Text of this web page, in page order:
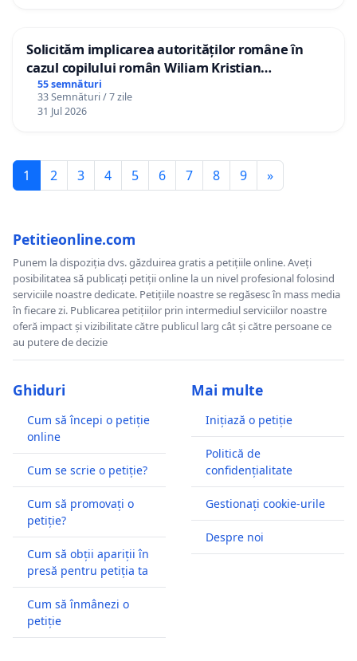
Solicităm implicarea autorităților române în
cazul copilului român Wiliam Kristian
Gheorghe, aflat în plasament în Danemarca de
12 ani
55 semnături
33 Semnături / 7 zile
31 Jul 2026
1 2 3 4 5 6 7 8 9 »
Petitieonline.com
Punem la dispoziția dvs. găzduirea gratis a petițiile online. Aveți
posibilitatea să publicați petiții online la un nivel profesional folosind
serviciile noastre dedicate. Petițiile noastre se regăsesc în mass media
în fiecare zi. Publicarea petițiilor prin intermediul serviciilor noastre
oferă impact și vizibilitate către publicul larg cât și către persoane ce
au putere de decizie
Ghiduri
Cum să începi o petiție
online
Cum se scrie o petiție?
Cum să promovați o
petiție?
Cum să obții apariții în
presă pentru petiția ta
Cum să înmânezi o
petiție
Mai multe
Inițiază o petiție
Politică de
confidențialitate
Gestionați cookie-urile
Despre noi